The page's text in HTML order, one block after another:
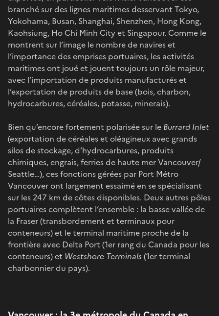
branché sur des lignes maritimes desservant Tokyo,
Yokohama, Busan, Shanghai, Shenzhen, Hong Kong,
Kaohsiung, Ho Chi Minh City et Singapour. Comme le
montrent sur l’image le nombre de navires et
l’importance des emprises portuaires, les activités
maritimes ont joué et jouent toujours un rôle majeur,
avec l’importation de produits manufacturés et
l’exportation de produits de base (bois, charbon,
hydrocarbures, céréales, potasse, minerais).
Bien qu’encore fortement polarisée sur le Burrard Inlet
(exportation de céréales et oléagineux avec grands
silos de stockage, d’hydrocarbures, produits
chimiques, engrais, ferries de haute mer Vancouver/
Seattle…), ces fonctions gérées par Port Métro
Vancouver ont largement essaimé en se spécialisant
sur les 247 km de côtes disponibles. Deux autres pôles
portuaires complètent l’ensemble : la basse vallée de
la Fraser (transbordement et terminaux pour
conteneurs) et le terminal maritime proche de la
frontière avec Delta Port (1er rang du Canada pour les
conteneurs) et Westshore Terminals(1er terminal
charbonnier du pays).